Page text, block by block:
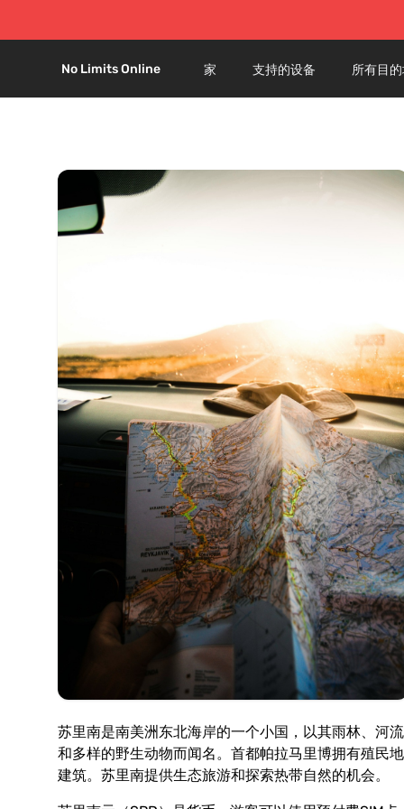
No Limits Online 家 支持的设备 所有目
苏里南是南美洲东北海岸的一个小国，以其雨林、河流
和多样的野生动物而闻名。首都帕拉马里博拥有殖民地
建筑。苏里南提供生态旅游和探索热带自然的机会。